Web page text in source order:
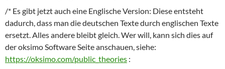
/* Es gibt jetzt auch eine Englische Version: Diese entsteht
dadurch, dass man die deutschen Texte durch englischen Texte
ersetzt. Alles andere bleibt gleich. Wer will, kann sich dies auf
der oksimo Software Seite anschauen, siehe:
https://oksimo.com/public_theories :